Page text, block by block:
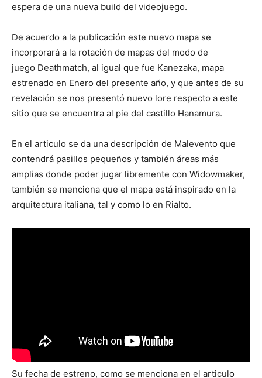
espera de una nueva build del videojuego.
De acuerdo a la publicación este nuevo mapa se
incorporará a la rotación de mapas del modo de
juego Deathmatch, al igual que fue Kanezaka, mapa
estrenado en Enero del presente año, y que antes de su
revelación se nos presentó nuevo lore respecto a este
sitio que se encuentra al pie del castillo Hanamura.
En el articulo se da una descripción de Malevento que
contendrá pasillos pequeños y también áreas más
amplias donde poder jugar libremente con Widowmaker,
también se menciona que el mapa está inspirado en la
arquitectura italiana, tal y como lo en Rialto.
Su fecha de estreno, como se menciona en el articulo